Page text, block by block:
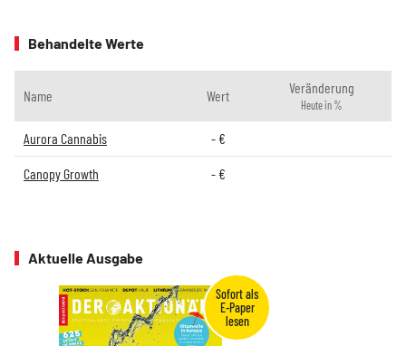
Behandelte Werte
Name Wert Veränderung
Heute in %
Aurora Cannabis -€
Canopy Growth -€
Aktuelle Ausgabe